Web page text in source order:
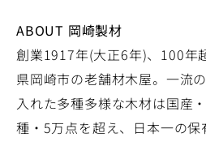
ABOUT 岡崎製材
創業1917年(大正6年)、100年
県岡崎市の老舗材木屋。一流
入れた多種多様な木材は国産
種・5万点を超え、日本一の